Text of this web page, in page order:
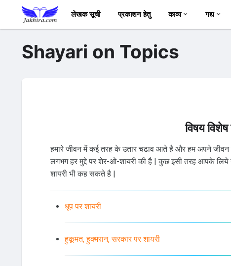
लेखक सूची प्रकाशन हेतु काव्य गद्य
Shayari on Topics
विषय विशेष
हमारे जीवन में कई तरह के उतार चढाव आते है और हम अपने जीवन
लगभग हर मुद्दे पर शेर-ओ-शायरी की है | कुछ इसी तरह आपके लिये
शायरी भी कह सकते है |
धूप पर शायरी
हुकूमत, हुक्मरान, सरकार पर शायरी